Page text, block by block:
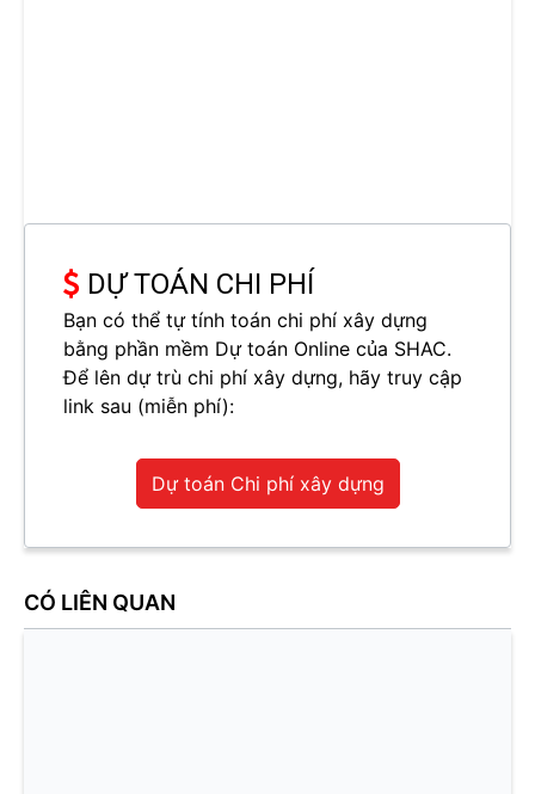
DỰ TOÁN CHI PHÍ
Bạn có thể tự tính toán chi phí xây dựng
bằng phần mềm Dự toán Online của SHAC.
Để lên dự trù chi phí xây dựng, hãy truy cập
link sau (miễn phí):
Dự toán Chi phí xây dựng
CÓ LIÊN QUAN